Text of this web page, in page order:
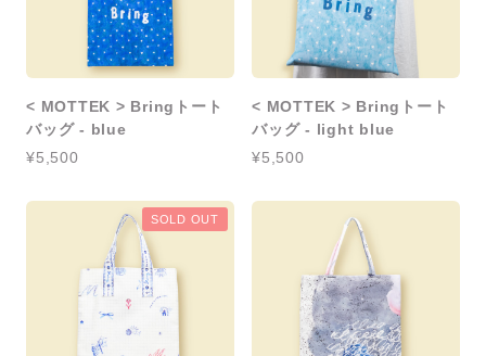
< MOTTEK > Bringトート
バッグ - blue
¥5,500
< MOTTEK > Bringトート
バッグ - light blue
¥5,500
SOLD OUT